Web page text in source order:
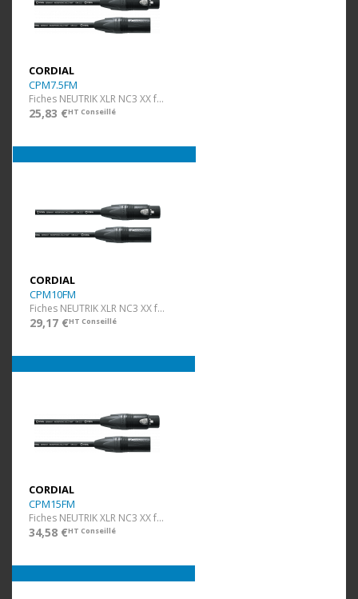
CORDIAL
CPM7.5FM
Fiches NEUTRIK XLR NC3 XX f/m - 7,5 m
25,83 €HT Conseillé
CORDIAL
CPM10FM
Fiches NEUTRIK XLR NC3 XX f/m - 10 m
29,17 €HT Conseillé
CORDIAL
CPM15FM
Fiches NEUTRIK XLR NC3 XX f/m - 15 m
34,58 €HT Conseillé